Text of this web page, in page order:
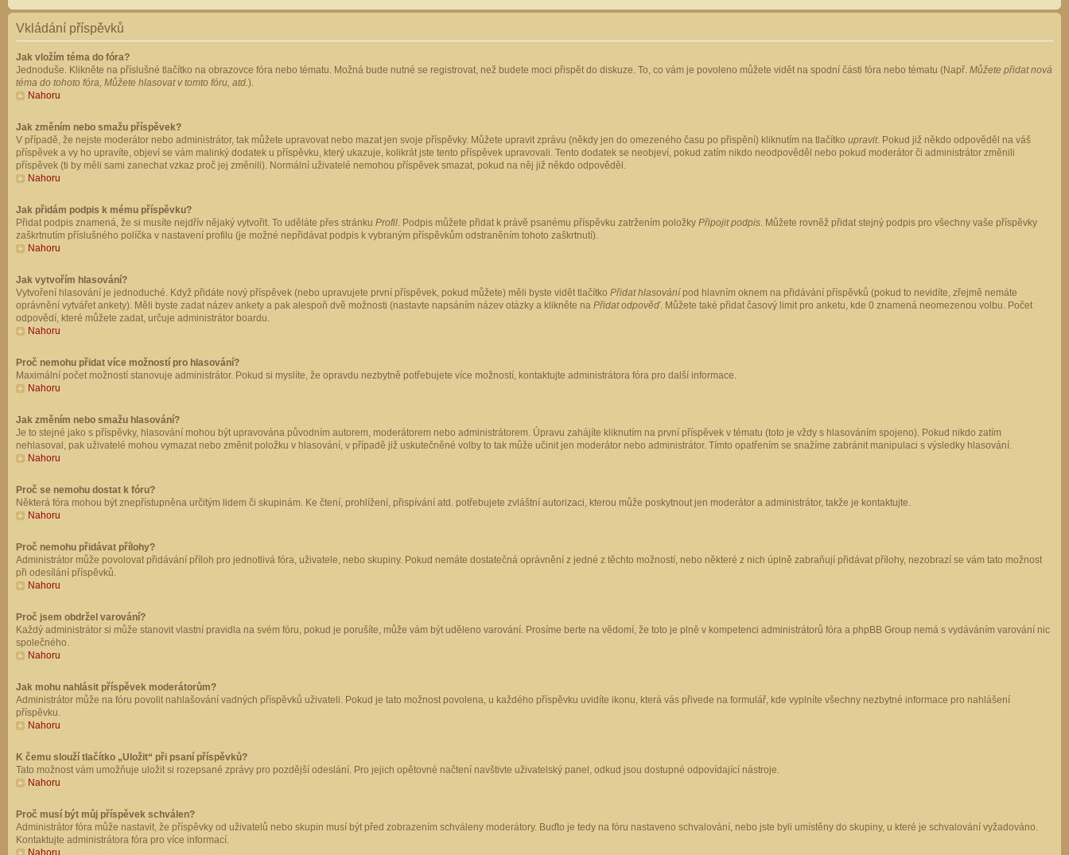
Vkládání příspěvků
Jak vložím téma do fóra?
Jednoduše. Klikněte na příslušné tlačítko na obrazovce fóra nebo tématu. Možná bude nutné se registrovat, než budete moci přispět do diskuze. To, co vám je povoleno můžete vidět na spodní části fóra nebo tématu (Např. Můžete přidat nová
téma do tohoto fóra, Můžete hlasovat v tomto fóru, atd.).
Nahoru
Jak změním nebo smažu příspěvek?
V případě, že nejste moderátor nebo administrátor, tak můžete upravovat nebo mazat jen svoje příspěvky. Můžete upravit zprávu (někdy jen do omezeného času po přispění) kliknutím na tlačítko upravit. Pokud již někdo odpověděl na váš
příspěvek a vy ho upravíte, objeví se vám malinký dodatek u příspěvku, který ukazuje, kolikrát jste tento příspěvek upravovali. Tento dodatek se neobjeví, pokud zatím nikdo neodpověděl nebo pokud moderátor či administrátor změnili
příspěvek (ti by měli sami zanechat vzkaz proč jej změnili). Normální uživatelé nemohou příspěvek smazat, pokud na něj již někdo odpověděl.
Nahoru
Jak přidám podpis k mému příspěvku?
Přidat podpis znamená, že si musíte nejdřív nějaký vytvořit. To uděláte přes stránku Profil. Podpis můžete přidat k právě psanému příspěvku zatržením položky Připojit podpis. Můžete rovněž přidat stejný podpis pro všechny vaše příspěvky
zaškrtnutím příslušného políčka v nastavení profilu (je možné nepřidávat podpis k vybraným příspěvkům odstraněním tohoto zaškrtnutí).
Nahoru
Jak vytvořím hlasování?
Vytvoření hlasování je jednoduché. Když přidáte nový příspěvek (nebo upravujete první příspěvek, pokud můžete) měli byste vidět tlačítko Přidat hlasování pod hlavním oknem na přidávání příspěvků (pokud to nevidíte, zřejmě nemáte
oprávnění vytvářet ankety). Měli byste zadat název ankety a pak alespoň dvě možnosti (nastavte napsáním název otázky a klikněte na Přidat odpověď. Můžete také přidat časový limit pro anketu, kde 0 znamená neomezenou volbu. Počet
odpovědí, které můžete zadat, určuje administrátor boardu.
Nahoru
Proč nemohu přidat více možností pro hlasování?
Maximální počet možností stanovuje administrátor. Pokud si myslíte, že opravdu nezbytně potřebujete více možností, kontaktujte administrátora fóra pro další informace.
Nahoru
Jak změním nebo smažu hlasování?
Je to stejné jako s příspěvky, hlasování mohou být upravována původním autorem, moderátorem nebo administrátorem. Úpravu zahájíte kliknutím na první příspěvek v tématu (toto je vždy s hlasováním spojeno). Pokud nikdo zatím
nehlasoval, pak uživatelé mohou vymazat nebo změnit položku v hlasování, v případě již uskutečněné volby to tak může učinit jen moderátor nebo administrátor. Tímto opatřením se snažíme zabránit manipulaci s výsledky hlasování.
Nahoru
Proč se nemohu dostat k fóru?
Některá fóra mohou být znepřístupněna určitým lidem či skupinám. Ke čtení, prohlížení, přispívání atd. potřebujete zvláštní autorizaci, kterou může poskytnout jen moderátor a administrátor, takže je kontaktujte.
Nahoru
Proč nemohu přidávat přílohy?
Administrátor může povolovat přidávání příloh pro jednotlivá fóra, uživatele, nebo skupiny. Pokud nemáte dostatečná oprávnění z jedné z těchto možností, nebo některé z nich úplně zabraňují přidávat přílohy, nezobrazí se vám tato možnost
při odesílání příspěvků.
Nahoru
Proč jsem obdržel varování?
Každý administrátor si může stanovit vlastní pravidla na svém fóru, pokud je porušíte, může vám být uděleno varování. Prosíme berte na vědomí, že toto je plně v kompetenci administrátorů fóra a phpBB Group nemá s vydáváním varování nic
společného.
Nahoru
Jak mohu nahlásit příspěvek moderátorům?
Administrátor může na fóru povolit nahlašování vadných příspěvků uživateli. Pokud je tato možnost povolena, u každého příspěvku uvidíte ikonu, která vás přivede na formulář, kde vyplníte všechny nezbytné informace pro nahlášení
příspěvku.
Nahoru
K čemu slouží tlačítko „Uložit“ při psaní příspěvků?
Tato možnost vám umožňuje uložit si rozepsané zprávy pro pozdější odeslání. Pro jejich opětovné načtení navštivte uživatelský panel, odkud jsou dostupné odpovídající nástroje.
Nahoru
Proč musí být můj příspěvek schválen?
Administrátor fóra může nastavit, že příspěvky od uživatelů nebo skupin musí být před zobrazením schváleny moderátory. Buďto je tedy na fóru nastaveno schvalování, nebo jste byli umístěny do skupiny, u které je schvalování vyžadováno.
Kontaktujte administrátora fóra pro více informací.
Nahoru